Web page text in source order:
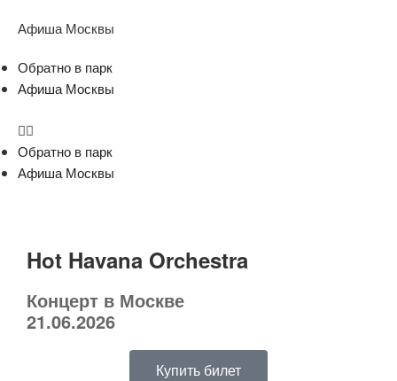
Афиша Москвы
Обратно в парк
Афиша Москвы
Обратно в парк
Афиша Москвы
Hot Havana Orchestra
Концерт в Москве
21.06.2026
Купить билет